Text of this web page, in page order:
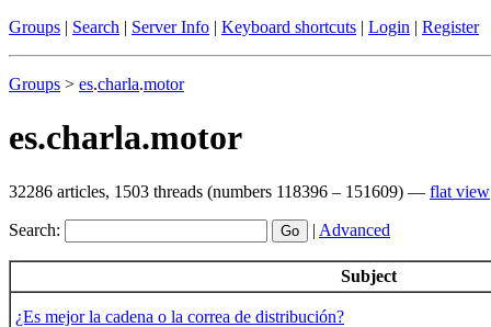
Groups | Search | Server Info | Keyboard shortcuts | Login | Register
Groups > es.charla.motor
es.charla.motor
32286 articles, 1503 threads (numbers 118396 – 151609) — flat view
Search: | Advanced
Subject
¿Es mejor la cadena o la correa de distribución?